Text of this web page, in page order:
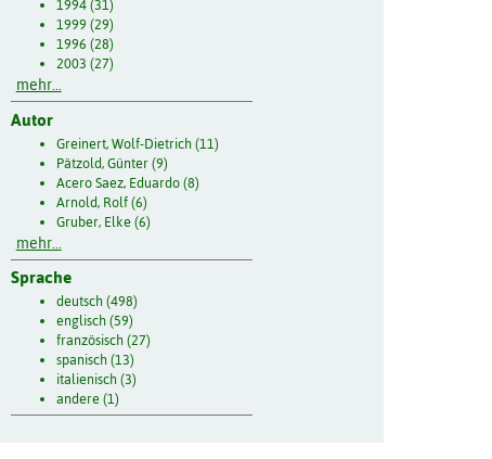
1994 (31)
1999 (29)
1996 (28)
2003 (27)
mehr...
Autor
Greinert, Wolf-Dietrich (11)
Pätzold, Günter (9)
Acero Saez, Eduardo (8)
Arnold, Rolf (6)
Gruber, Elke (6)
mehr...
Sprache
deutsch (498)
englisch (59)
französisch (27)
spanisch (13)
italienisch (3)
andere (1)